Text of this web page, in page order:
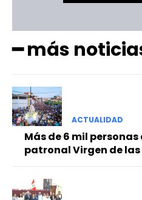
━ más
ACTUALIDAD
Más de 6 mil
patronal Virgen de